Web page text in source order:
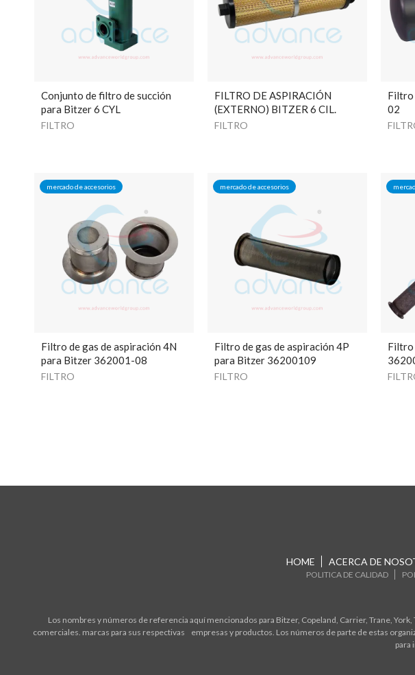
Conjunto de filtro de succión
para Bitzer 6 CYL
FILTRO
FILTRO DE ASPIRACIÓN
(EXTERNO) BITZER 6 CIL.
FILTRO
Filtro
02
mercado de accesorios
Filtro de gas de aspiración 4N
para Bitzer 362001-08
FILTRO
mercado de accesorios
Filtro de gas de aspiración 4P
para Bitzer 36200109
FILTRO
Filtro
HOME ACERCA DE
POLITICA DE CALIDAD
Los nombres y números de referencia aquí mencionados para Bitzer, Copeland, Carrier, Trane,
comerciales. marcas para sus respectivas empresas y productos. Los números de parte de estas
para